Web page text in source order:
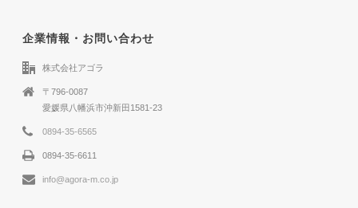
企業情報・お問い合わせ
株式会社アゴラ
〒796-0087
愛媛県八幡浜市沖新田1581-23
0894-35-6565
0894-35-6611
info@agora-m.co.jp